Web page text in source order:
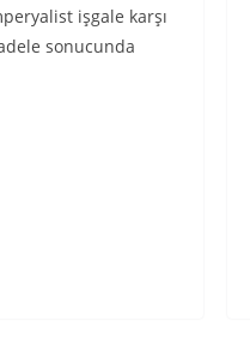
işgale karşı
sonucunda